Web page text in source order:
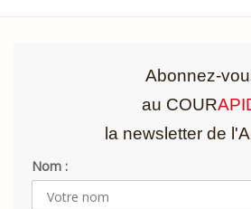
Abonnez-
au COUR
la newsletter de
Nom :